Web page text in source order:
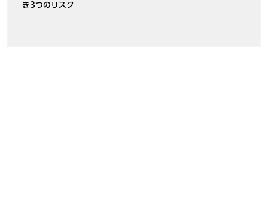
き3つのリスク